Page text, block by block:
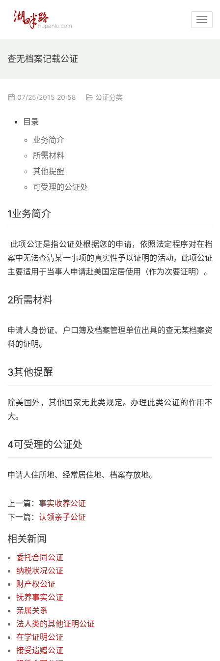
查无档案记载公证
07/25/2015 20:58 公证分类
目录
业务简介
所需材料
其他提醒
可受理的公证处
1业务简介
此项公证是指公证处根据您的申请，依照法定程序对在档
案中无法查清某一事项的真实性予以证明的活动。此项公证
主要适用于当事人申请赴美国定居使用（作为次要证明）。
2所需材料
申请人身份证、户口簿及档案管理单位出具的查无某档案资
料的证明。
3其他提醒
除美国外，其他国家无此类规定。办理此类公证的作用不
大。
4可受理的公证处
申请人住所地、经常居住地、档案存放地。
上一篇： 事实收养公证
下一篇： 认领亲子公证
相关新闻
委托合同公证
纳税状况公证
财产权公证
抚养事实公证
亲属关系
法人类的其他证明公证
在学证明公证
接受遗赠公证